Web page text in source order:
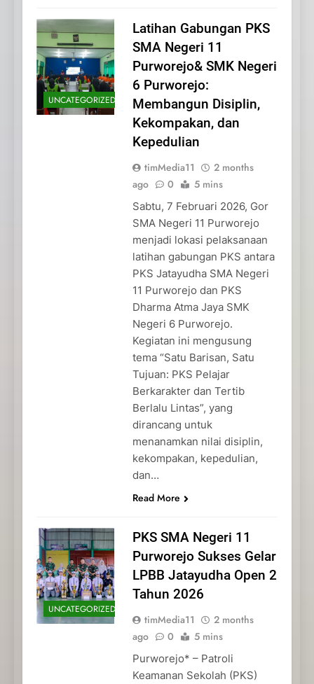
UNCATEGORIZED
Latihan Gabungan PKS
SMA Negeri 11
Purworejo& SMK Negeri
6 Purworejo:
Membangun Disiplin,
Kekompakan, dan
Kepedulian
timMedia11
2 months
ago
0 5 mins
Sabtu, 7 Februari 2026, Gor
SMA Negeri 11 Purworejo
menjadi lokasi pelaksanaan
latihan gabungan PKS antara
PKS Jatayudha SMA Negeri
11 Purworejo dan PKS
Dharma Atma Jaya SMK
Negeri 6 Purworejo.
Kegiatan ini mengusung
tema “Satu Barisan, Satu
Tujuan: PKS Pelajar
Berkarakter dan Tertib
Berlalu Lintas”, yang
dirancang untuk
menanamkan nilai disiplin,
kekompakan, kepedulian,
dan…
Read More
UNCATEGORIZED
PKS SMA Negeri 11
Purworejo Sukses Gelar
LPBB Jatayudha Open 2
Tahun 2026
timMedia11
2 months
ago
0 5 mins
Purworejo* – Patroli
Keamanan Sekolah (PKS)